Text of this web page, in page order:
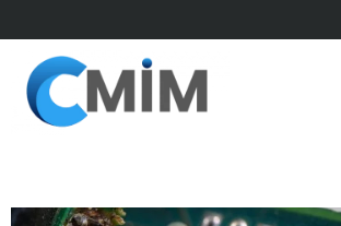
to
content